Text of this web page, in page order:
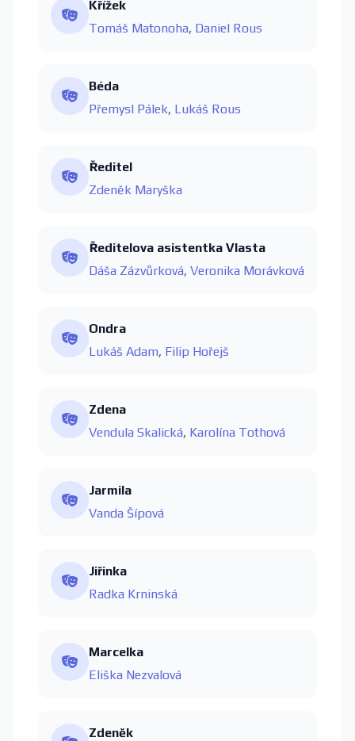
Křížek
Tomáš Matonoha, Daniel Rous
Béda
Přemysl Pálek, Lukáš Rous
Ředitel
Zdeněk Maryška
Ředitelova asistentka Vlasta
Dáša Zázvůrková, Veronika Morávková
Ondra
Lukáš Adam, Filip Hořejš
Zdena
Vendula Skalická, Karolína Tothová
Jarmila
Vanda Šípová
Jiřinka
Radka Krninská
Marcelka
Eliška Nezvalová
Zdeněk